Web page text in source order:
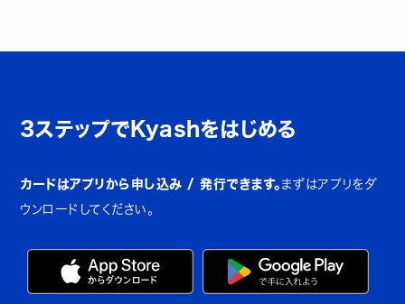
3ステップでKyashをはじめる
カードはアプリから申し込み / 発行できます。 まずはアプリをダ
ウンロードしてください。